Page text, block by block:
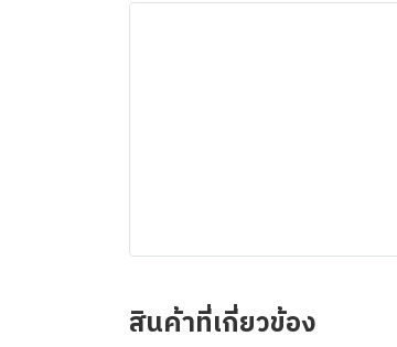
สินค้าที่เกี่ยวข้อง